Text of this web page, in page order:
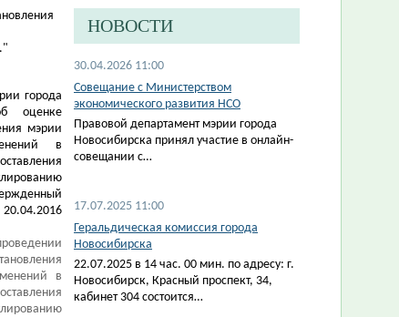
города
оценке
мэрии
в
в
НОВОСТИ
30.04.2026 11:00
Совещание с Министерством
экономического развития НСО
Правовой департамент мэрии города
Новосибирска принял участие в онлайн-
совещании с…
17.07.2025 11:00
Геральдическая комиссия города
Новосибирска
22.07.2025 в 14 час. 00 мин. по адресу: г.
Новосибирск, Красный проспект, 34,
кабинет 304 состоится…